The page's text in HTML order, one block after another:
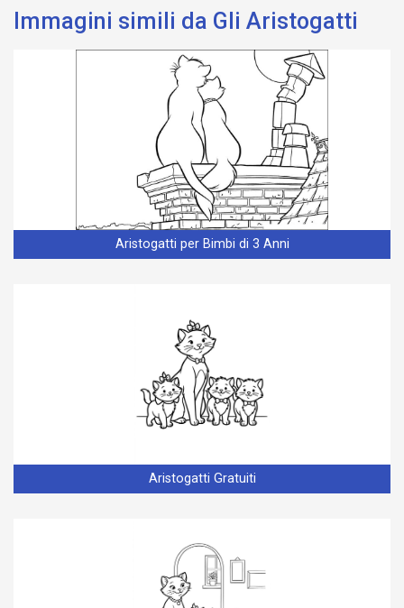
Immagini simili da Gli Aristogatti
Aristogatti per Bimbi di 3 Anni
Aristogatti Gratuiti